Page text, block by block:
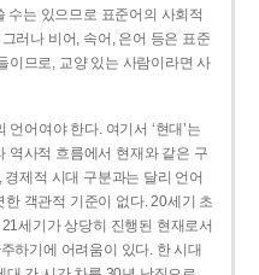
수는 있으므로 표준어의 사회적
러나 비어, 속어, 은어 등은 표준
이므로, 교양 있는 사람이라면 사
어여야 한다. 여기서 ‘현대’는
역사적 흐름에서 현재와 같은 구
제적 시대 구분과는 달리 언어
객관적 기준이 없다. 20세기 초
세기가 상당히 진행된 현재로서
하기에 어려움이 있다. 한 시대